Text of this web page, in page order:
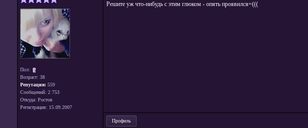
Пол:
Возраст: 38
Репутация: 559
Сообщений: 2 753
Откуда: Ростов
Регистрация: 15.09.2007
Решите уж что-нибудь с этим глюком - опять проявился=(((
Профиль